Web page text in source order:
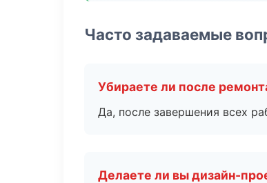
Часто задаваемые
Убираете ли после
Да, после завершения всех
Делаете ли вы дизайн-